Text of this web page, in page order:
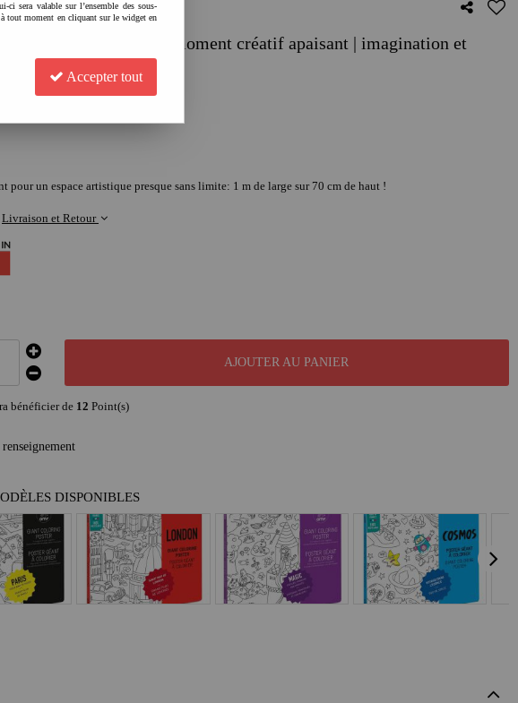
à colorier - Kids life | moment créatif apaisant | imagination et
pour un espace artistique presque sans limite: 1 m de large sur 70 cm de haut !
Livraison et Retour
AJOUTER AU PANIER
bénéficier de 12 Point(s)
DISPONIBLES
ci sera valable sur l’ensemble des sous-
tout moment en cliquant sur le widget en
Accepter tout